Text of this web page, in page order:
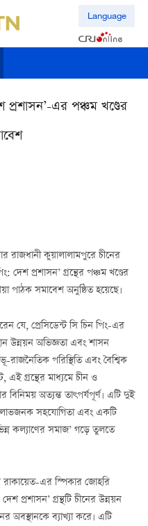
Language
প্রশাসন’-এর পঞ্চম খণ্ডের
কুয়ালালামপুরে চীনের
দেশ প্রশাসন’ গ্রন্থের পঞ্চম খণ্ডের
পাঠক সমাবেশ অনুষ্ঠিত হয়েছে।
যে, প্রেসিডেন্ট সি চিন পিং-এর
উন্নয়ন অভিজ্ঞতা এবং শাসন
পরিস্থিতি এবং বৈশ্বিক
এই গ্রন্থের মাধ্যমে চীন ও
বিনিময় অত্যন্ত তাৎপর্যপূর্ণ। এটি দুই
লাভজনক সহযোগিতা এবং একটি
কল্যাণের সমাজ’ গড়ে তুলতে
রাকায়েত-এর স্পিকার জোহরি
প্রশাসন’ গ্রন্থটি চীনের উন্নয়ন
অবস্থানকে ব্যাখ্যা করে। এটি